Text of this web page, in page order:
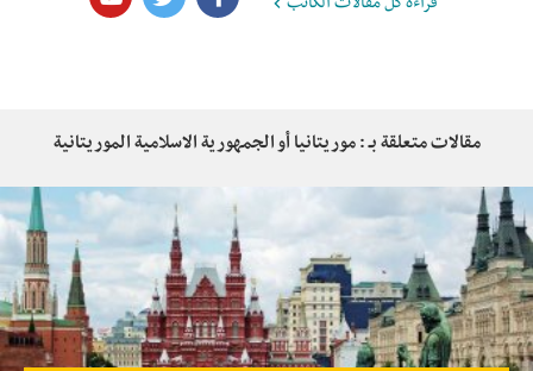
قراءة كُل مقالات الكاتب
مقالات متعلقة بـ : موريتانيا أو الجمهورية الاسلامية الموريتانية